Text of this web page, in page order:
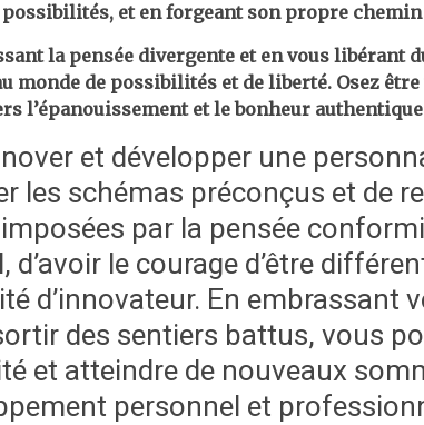
et en forgeant son propre chemin
la pensée divergente et en vous libérant
monde de possibilités et de liberté. Osez
l’épanouissement et le bonheur
et développer une
les schémas préconçus et de
par la pensée
d’avoir le courage d’être
d’innovateur. En embrassant
des sentiers battus, vous
et atteindre de nouveaux
personnel et